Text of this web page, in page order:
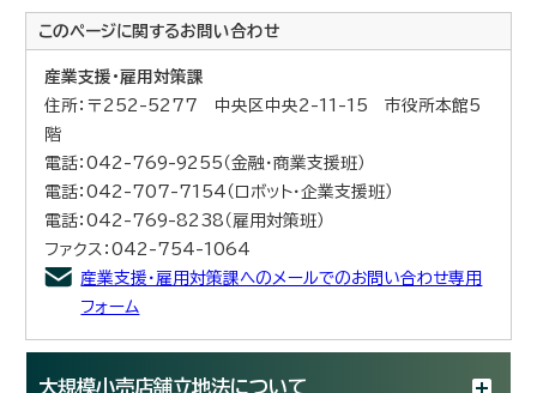
このページに関するお問い合わせ
産業支援・雇用対策課
住所：〒252-5277 中央区中央2-11-15 市役所本館5
階
電話：042-769-9255（金融・商業支援班）
電話：042-707-7154（ロボット・企業支援班）
電話：042-769-8238（雇用対策班）
ファクス：042-754-1064
産業支援・雇用対策課へのメールでのお問い合わせ専用
フォーム
大規模小売店舗立地法について